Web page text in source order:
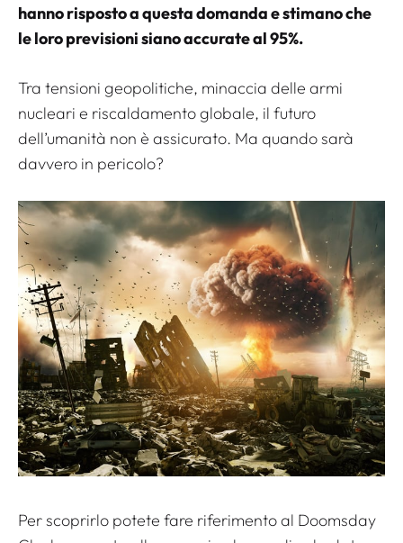
hanno risposto a questa domanda e stimano che
le loro previsioni siano accurate al 95%.
Tra tensioni geopolitiche, minaccia delle armi
nucleari e riscaldamento globale, il futuro
dell’umanità non è assicurato. Ma quando sarà
davvero in pericolo?
Per scoprirlo potete fare riferimento al Doomsday